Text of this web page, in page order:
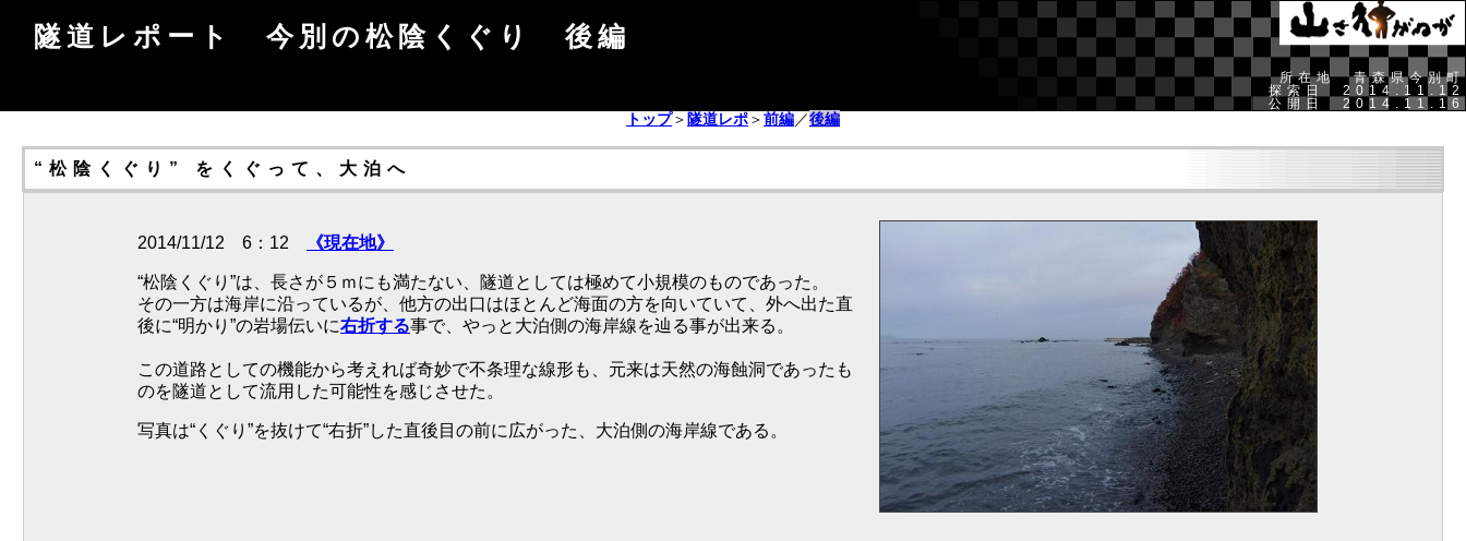
隧道レポート 今別の松陰くぐり 後編
所在地 青森県今別町
探索日 2014.11.12
公開日 2014.11.16
トップ＞隧道レポ＞前編／後編
“松陰くぐり” をくぐって、大泊へ
2014/11/12 6：12 《現在地》
“松陰くぐり”は、長さが５ｍにも満たない、隧道としては極めて小規模のものであった。
その一方は海岸に沿っているが、他方の出口はほとんど海面の方を向いていて、外へ出た直
後に“明かり”の岩場伝いに右折する事で、やっと大泊側の海岸線を辿る事が出来る。
この道路としての機能から考えれば奇妙で不条理な線形も、元来は天然の海蝕洞であったも
のを隧道として流用した可能性を感じさせた。
写真は“くぐり”を抜けて“右折”した直後目の前に広がった、大泊側の海岸線である。